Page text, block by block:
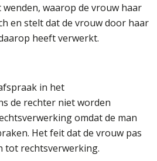
waarop de vrouw haar
en stelt dat de vrouw door haar
heeft verwerkt.
in het
de rechter niet worden
omdat de man
Het feit dat de vrouw pas
tot rechtsverwerking.